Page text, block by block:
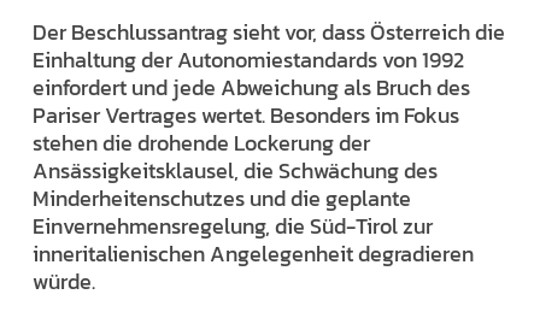
Der Beschlussantrag sieht vor, dass Österreich die
Einhaltung der Autonomiestandards von 1992
einfordert und jede Abweichung als Bruch des
Pariser Vertrages wertet. Besonders im Fokus
stehen die drohende Lockerung der
Ansässigkeitsklausel, die Schwächung des
Minderheitenschutzes und die geplante
Einvernehmensregelung, die Süd-Tirol zur
inneritalienischen Angelegenheit degradieren
würde.